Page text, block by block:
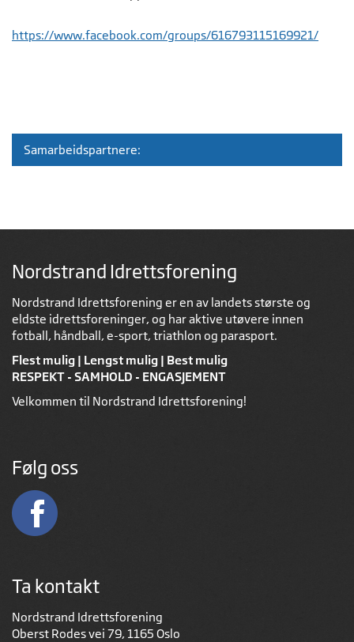
https://www.facebook.com/groups/616793115169921/
Samarbeidspartnere:
Nordstrand Idrettsforening
Nordstrand Idrettsforening er en av landets største og
eldste idrettsforeninger, og har aktive utøvere innen
fotball, håndball, e-sport, triathlon og parasport.
Flest mulig | Lengst mulig | Best mulig
RESPEKT - SAMHOLD - ENGASJEMENT
Velkommen til Nordstrand Idrettsforening!
Følg oss
Ta kontakt
Nordstrand Idrettsforening
Oberst Rodes vei 79, 1165 Oslo